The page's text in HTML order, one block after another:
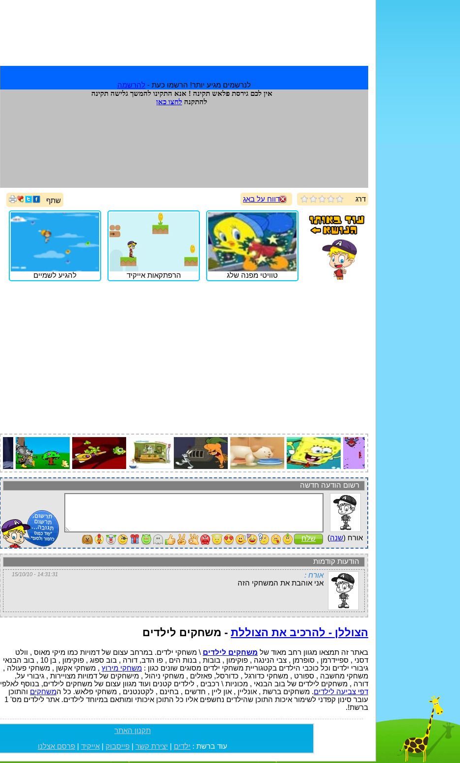
לנרשמים מגיע יותר! הרשמו כעת - להרשמה
אין לכם גירסת פלאש תקינה ! אנא התקינו להמשך גלישה תקינה
להתקנה לחצו כאן
דרג דווח על באג שתף
טוויטי מפנה שלג הרפתקאות אייקיד להגיע לשמיים
רשום הודעה חדשה
אורח (שנה) שלח
הודעות קודמות
אורח :
14:31:31 - 15/10/10
אני אוהבת את המשחקי הזה
הצוללן - להרכיב את הצוללת - משחקים לילדים
באתר זה תמצאו מגוון רחב מאוד של משחקים לילדים \ משחקי ילדים. במרחב עצום של דמויות כמו מיקי מאוס , וולט
דסני , ספיידרמן , סופרמן , צבי הנינגה , פוקימון , בובות , בנות הים , פו הדב, דורה , בוב ספוג , פוקימון , בן 10 , בוב הבנאי
גיבורי ילדים וכל כוכבי הילדים בקטגוריית משחקי ילדים מסוגים שונים כגון : משחקי מירוץ , משחקי אקשן , משחקי פעולה ,
משחקי מחשבה , ספורט , משחקי כדורגל , כדורסל, פאזלים , משחקי ניהול , מישחקים של דמויות מצויירות , גיבורי על,
דורה , משחקים לילדים של בוב הבנאי , מכוניות \ רכבים , לילדים קטנים ועוד מגוון עצום של משחקים לילדים, בנוסף לאלפי
דפי צביעה לילדים. משחקים ברשת , אונליין , און ליין , חדשים , בחינם , לקטנטנים , משחקי פלאש. כל המשחקים והתוכן
עובר סינון קפדני לשימור איכות התוכן שהילדים נחשפים אליו כל התוכן איכותי ומותאם במיוחד לילדים. אתר לילדים מס' 1
ברשת!.
תקנון האתר
עוד ברשת : ילדים יצירת קשר פייסבוק אייקיד פרסם אצלנו